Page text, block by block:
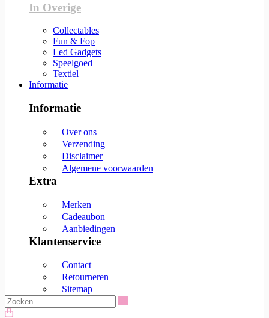
In Overige
Collectables
Fun & Fop
Led Gadgets
Speelgoed
Textiel
Informatie
Informatie
Over ons
Verzending
Disclaimer
Algemene voorwaarden
Extra
Merken
Cadeaubon
Aanbiedingen
Klantenservice
Contact
Retourneren
Sitemap